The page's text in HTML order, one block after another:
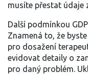
musíte přestat údaje
Další podmínkou
Znamená to, že
pro dosažení
evidovat detaily o
pro daný problém.